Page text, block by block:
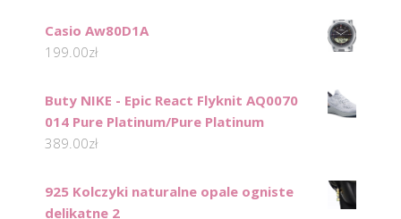
Casio Aw80D1A
199.00zł
Buty NIKE - Epic React Flyknit AQ0070
014 Pure Platinum/Pure Platinum
389.00zł
925 Kolczyki naturalne opale ogniste
delikatne 2